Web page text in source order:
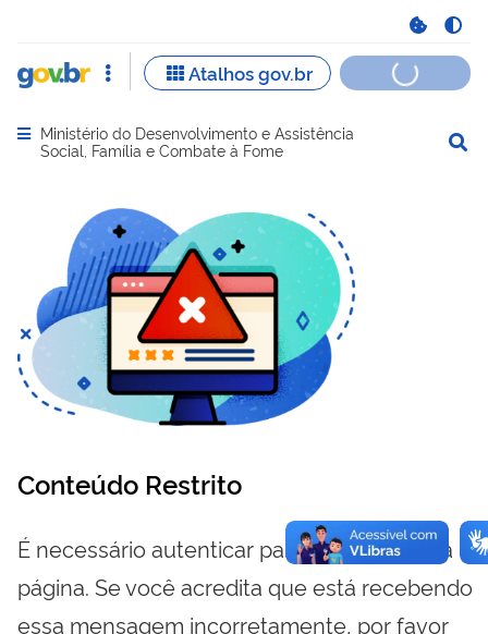
Abrir menu principal de navegação
Ministério do Desenvolvimento e Assistência
Social, Família e Combate à Fome
Conteúdo Restrito
É necessário autenticar para visualizar essa
página. Se você acredita que está recebendo
essa mensagem incorretamente, por favor